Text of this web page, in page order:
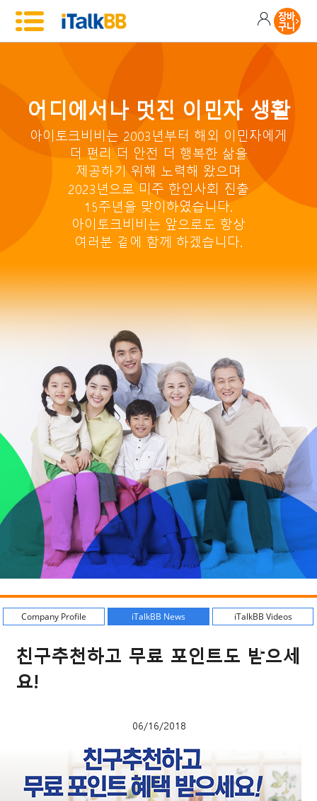
어디에서나 멋진 이민자 생활
아이토크비비는 2003년부터 해외 이민자에게
더 편리 더 안전 더 행복한 삶을
제공하기 위해 노력해 왔으며
2023년으로 미주 한인사회 진출
15주년을 맞이하였습니다.
아이토크비비는 앞으로도 항상
여러분 곁에 함께 하겠습니다.
Company Profile iTalkBB News iTalkBB Videos
친구추천하고 무료 포인트도 받으세
요!
06/16/2018